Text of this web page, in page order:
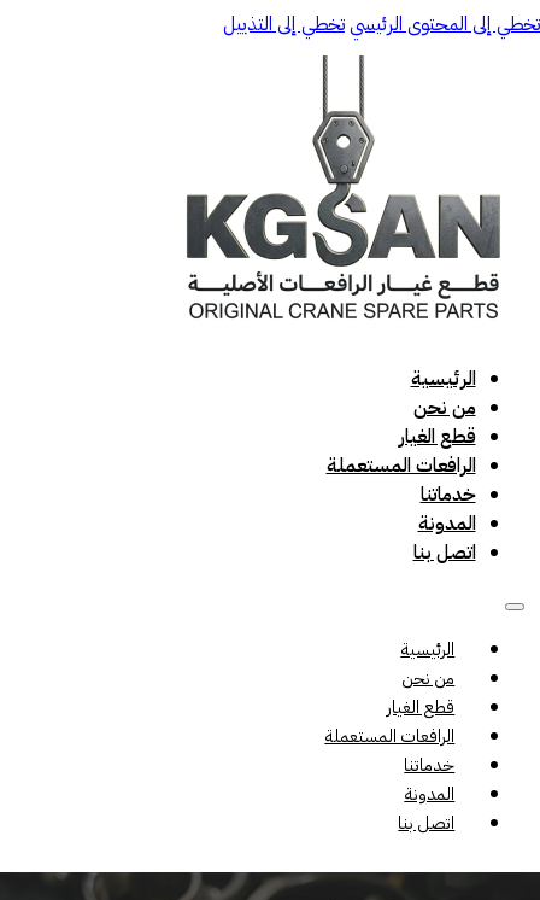
تخطي إلى المحتوى الرئيسيتخطي إلى التذييل
الرئيسية
من نحن
قطع الغيار
الرافعات المستعملة
خدماتنا
المدونة
اتصل بنا
الرئيسية
من نحن
قطع الغيار
الرافعات المستعملة
خدماتنا
المدونة
اتصل بنا